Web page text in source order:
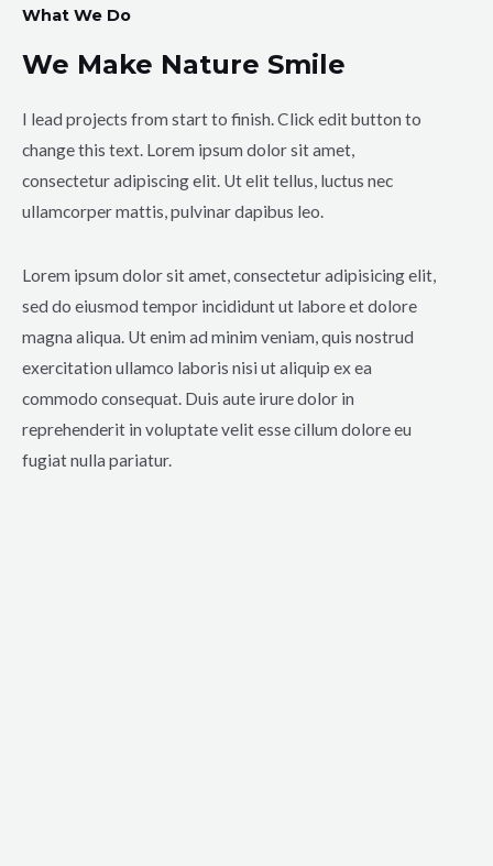
What We Do
We Make Nature Smile
I lead projects from start to finish. Click edit button to
change this text. Lorem ipsum dolor sit amet,
consectetur adipiscing elit. Ut elit tellus, luctus nec
ullamcorper mattis, pulvinar dapibus leo.
Lorem ipsum dolor sit amet, consectetur adipisicing elit,
sed do eiusmod tempor incididunt ut labore et dolore
magna aliqua. Ut enim ad minim veniam, quis nostrud
exercitation ullamco laboris nisi ut aliquip ex ea
commodo consequat. Duis aute irure dolor in
reprehenderit in voluptate velit esse cillum dolore eu
fugiat nulla pariatur.